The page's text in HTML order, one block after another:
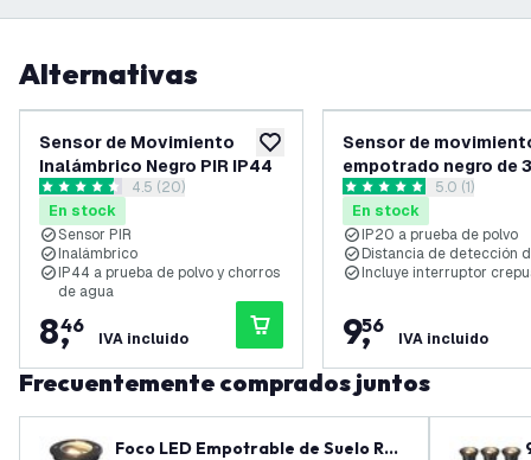
Alternativas
añadir a lista de deseos
Sensor de Movimiento
Inalámbrico Negro PIR IP44
abrir el panel de reseñas
4.5 estrellas de puntuación
4.5 (20)
En stock
Sensor PIR
Inalámbrico
IP44 a prueba de polvo y chorros
de agua
8,
46
IVA incluido
Sensor de
empotrado negro de
con interruptor
de alcance de 8 m
abrir el panel
5 estrellas de puntuación
5.0 (1)
En stock
IP20 a prueba de polvo
Distancia de detección
Incluye interruptor
9,
56
IVA incluido
Frecuentemente comprados juntos
Foco LED Empotrable de Suelo Red